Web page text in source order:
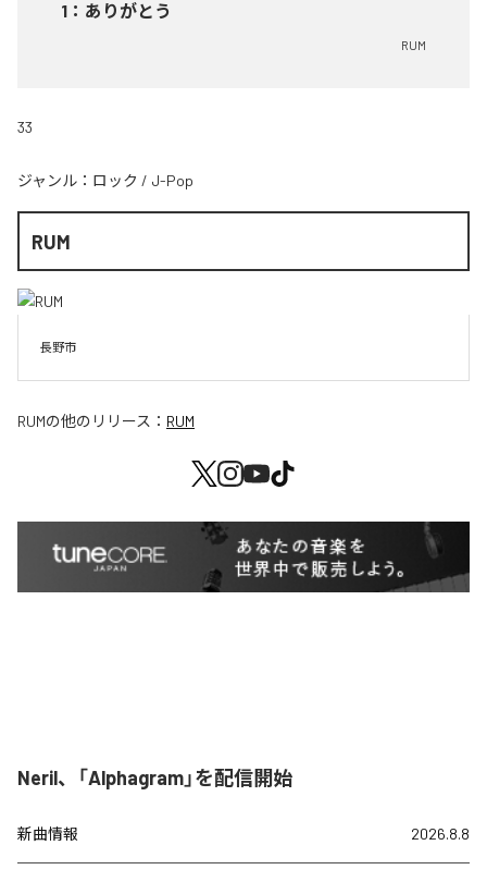
1 ： ありがとう
RUM
33
ジャンル： ロック / J-Pop
RUM
長野市
RUMの他のリリース： RUM
Neril、「Alphagram」を配信開始
新曲情報 2026.8.8